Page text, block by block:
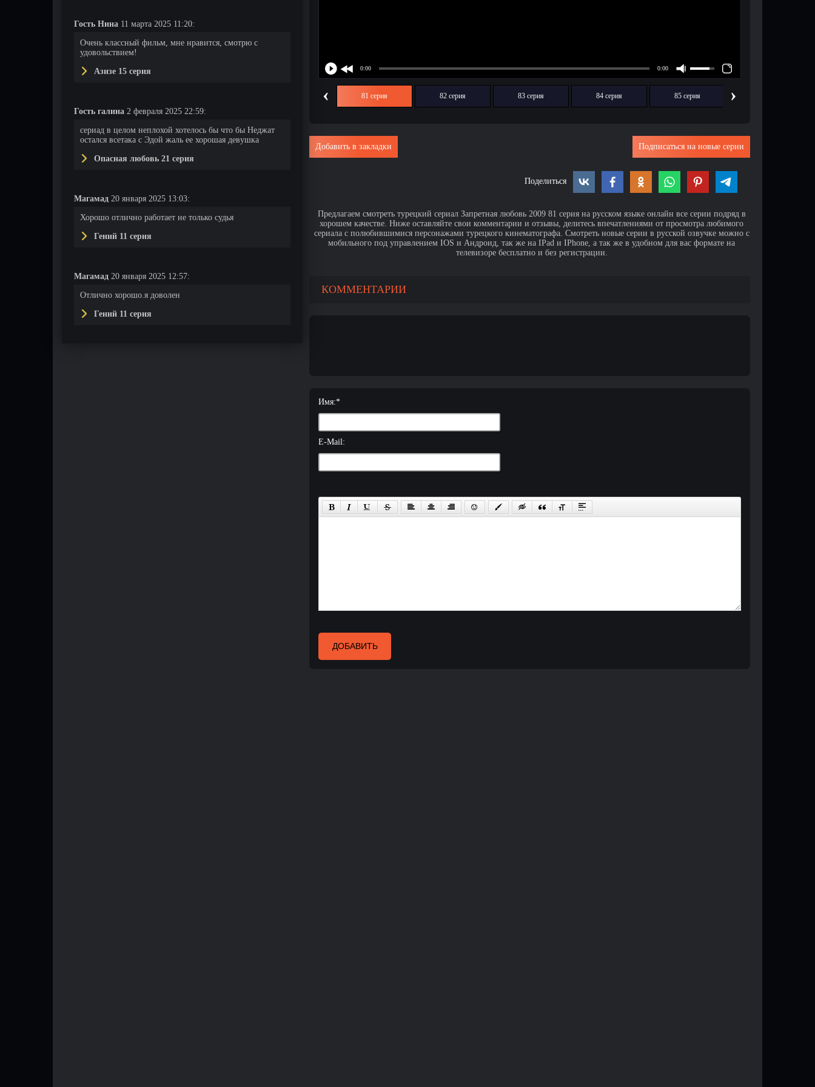
Гость Нина 11 марта 2025 11:20:
Очень классный фильм, мне нравится, смотрю с
удовольствием!
Азизе 15 серия
Гость галина 2 февраля 2025 22:59:
сериад в целом неплохой хотелось бы что бы Неджат
остался всетака с Эдой жаль ее хорошая девушка
Опасная любовь 21 серия
Магамад 20 января 2025 13:03:
Хорошо отлично работает не только судья
Гений 11 серия
Магамад 20 января 2025 12:57:
Отлично хорошо.я доволен
Гений 11 серия
‹ 81 серия 82 серия 83 серия 84 серия 85 серия ›
Подписаться на новые серии
Добавить в закладки
Поделиться
Предлагаем смотреть турецкий сериал Запретная любовь 2009 81 серия на русском языке онлайн все серии подряд в
хорошем качестве. Ниже оставляйте свои комментарии и отзывы, делитесь впечатлениями от просмотра любимого
сериала с полюбившимися персонажами турецкого кинематографа. Смотреть новые серии в русской озвучке можно с
мобильного под управлением IOS и Андроид, так же на IPad и IPhone, а так же в удобном для вас формате на
телевизоре бесплатно и без регистрации.
КОММЕНТАРИИ
Имя:*
E-Mail:
ДОБАВИТЬ